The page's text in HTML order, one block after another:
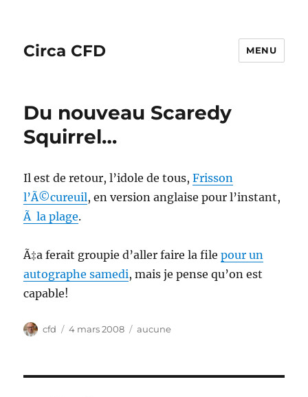
Circa CFD MENU
Du nouveau Scaredy
Squirrel…
Il est de retour, l’idole de tous,Frisson
l’Ã©cureuil, en version anglaise pour l’instant,
Ã la plage.
Ã‡a ferait groupie d’aller faire la filepour un
autographe samedi, mais je pense qu’on est
capable!
Auteur
cfd
Publié
4 mars 2008 Catégories
aucune